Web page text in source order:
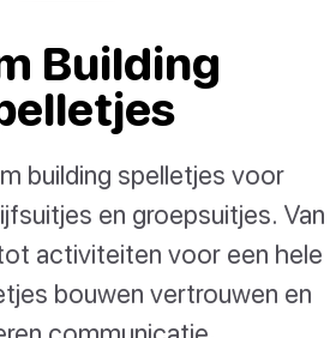
Building
building spelletjes voor
en groepsuitjes. Van
activiteiten voor een hele
bouwen vertrouwen en